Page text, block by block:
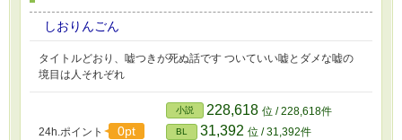
しおりんごん
タイトルどおり、嘘つきが死ぬ話です ついていい嘘とダメな嘘の
境目は人それぞれ
24h.ポイント 0pt
小説 228,618 位 / 228,618件
BL 31,392 位 / 31,392件